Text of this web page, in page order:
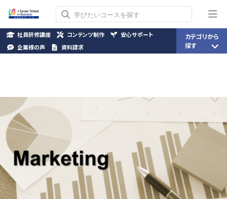
社員研修講座 コンテンツ制作
安心サポート
企業様の声
資料請求
カテゴリから
探す